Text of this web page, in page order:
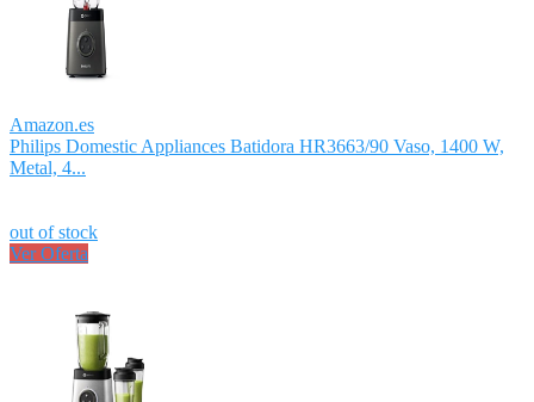
Amazon.es
Philips Domestic Appliances Batidora HR3663/90 Vaso, 1400 W,
Metal, 4...
out of stock
Ver Oferta